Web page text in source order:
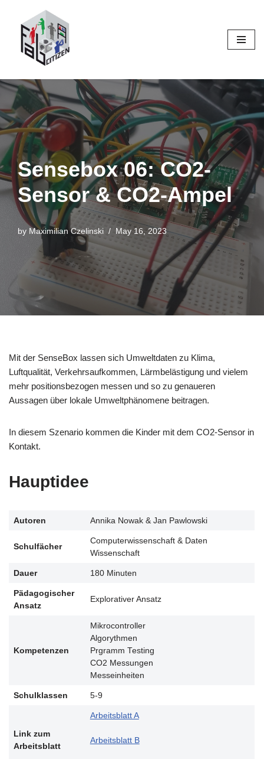
Skip
content
Sensebox 06: CO2-
Sensor & CO2-Ampel
by Maximilian Czelinski May 16, 2023
Mit der SenseBox lassen sich Umweltdaten zu Klima,
Luftqualität, Verkehrsaufkommen, Lärmbelästigung und vielem
mehr positionsbezogen messen und so zu genaueren
Aussagen über lokale Umweltphänomene beitragen.
In diesem Szenario kommen die Kinder mit dem CO2-Sensor in
Kontakt.
Hauptidee
Autoren Annika Nowak & Jan Pawlowski
Schulfächer
Computerwissenschaft & Daten
Wissenschaft
Dauer 180 Minuten
Pädagogischer
Ansatz
Explorativer Ansatz
Kompetenzen
Mikrocontroller
Algorythmen
Prgramm Testing
CO2 Messungen
Messeinheiten
Schulklassen 5-9
Link zum
Arbeitsblatt
Arbeitsblatt A
Arbeitsblatt B